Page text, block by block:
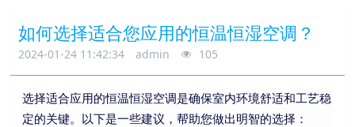
如何选择适合您应用的恒温恒湿空调？
2024-01-24 11:42:34 admin 105
选择适合应用的恒温恒湿空调是确保室内环境舒适和工艺稳
定的关键。以下是一些建议，帮助您做出明智的选择：